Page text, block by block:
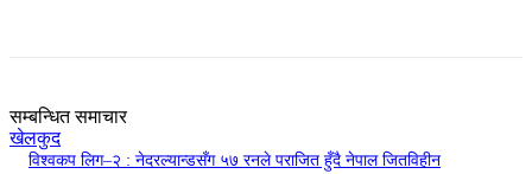
सम्बन्धित समाचार
खेलकुद
विश्वकप लिग–२ : नेदरल्यान्डसँग ५७ रनले पराजित हुँदै नेपाल जितविहीन